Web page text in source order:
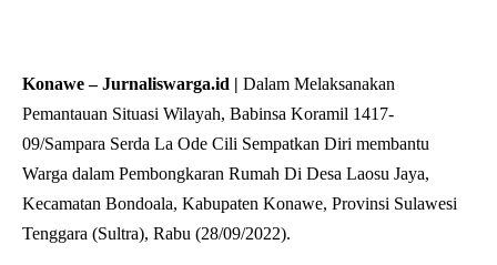
Konawe – Jurnaliswarga.id | Dalam Melaksanakan
Pemantauan Situasi Wilayah, Babinsa Koramil 1417-
09/Sampara Serda La Ode Cili Sempatkan Diri membantu
Warga dalam Pembongkaran Rumah Di Desa Laosu Jaya,
Kecamatan Bondoala, Kabupaten Konawe, Provinsi Sulawesi
Tenggara (Sultra), Rabu (28/09/2022).